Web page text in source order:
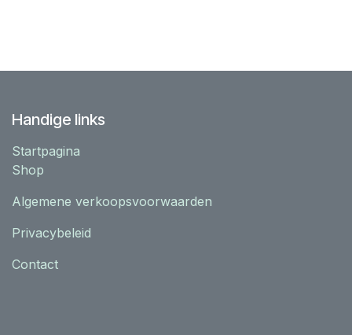
Handige links
Startpagina
Shop
Algemene verkoopsvoorwaarden
Privacybeleid
Contact